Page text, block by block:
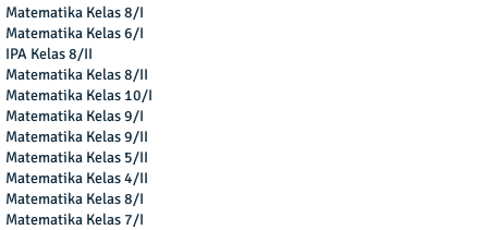
Matematika Kelas 8/I
Matematika Kelas 6/I
IPA Kelas 8/II
Matematika Kelas 8/II
Matematika Kelas 10/I
Matematika Kelas 9/I
Matematika Kelas 9/II
Matematika Kelas 5/II
Matematika Kelas 4/II
Matematika Kelas 8/I
Matematika Kelas 7/I